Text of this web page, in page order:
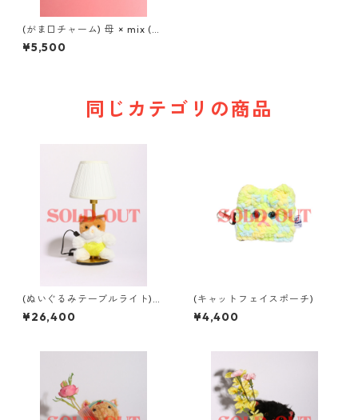
(がま口チャーム) 母 × mix (mi
x)
¥5,500
同じカテゴリの商品
(ぬいぐるみテーブルライト)b
abyちゃんライト
¥26,400
(キャットフェイスポーチ)
¥4,400